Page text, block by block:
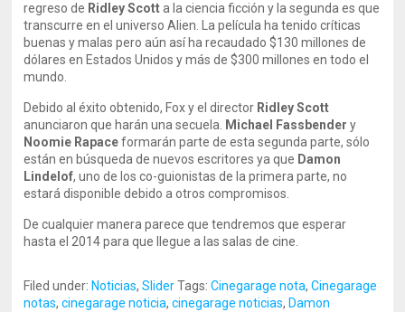
regreso de Ridley Scotta la ciencia ficción y la segunda es que
transcurre en el universo Alien. La película ha tenido críticas
buenas y malas pero aún así ha recaudado $130 millones de
dólares en Estados Unidos y más de $300 millones en todo el
mundo.
Debido al éxito obtenido, Fox y el director Ridley Scott
anunciaron que harán una secuela.
Michael Fassbender y
Noomie Rapaceformarán parte de esta segunda parte, sólo
están en búsqueda de nuevos escritores ya que Damon
Lindelof, uno de los co-guionistas de la primera parte, no
estará disponible debido a otros compromisos.
De cualquier manera parece que tendremos que esperar
hasta el 2014 para que llegue a las salas de cine.
Filed under: Noticias,SliderTags:Cinegarage nota,Cinegarage
notas,cinegarage noticia,cinegarage noticias, Damon